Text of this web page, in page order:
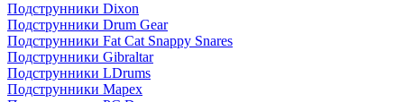
Подструнники Dixon
Подструнники Drum Gear
Подструнники Fat Cat Snappy Snares
Подструнники Gibraltar
Подструнники LDrums
Подструнники Mapex